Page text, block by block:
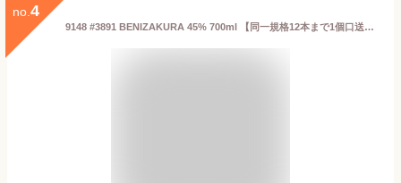
no. 4
9148 #3891 BENIZAKURA 45% 700ml 【同一規格12本まで1個口送料】 紅櫻公園